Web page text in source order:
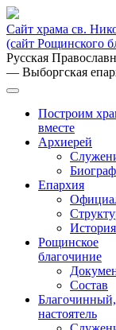
Сайт храма св.
(сайт Рощинского
Русская
— Выборгская
Построим
вместе
Архиерей
Епархия
История
Рощинское
благочиние
Состав
Благочинный,
настоятель